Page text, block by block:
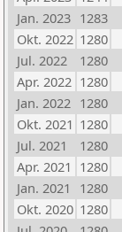
Jan. 2023 1283
Okt. 2022 1280
Jul. 2022
1280
Apr. 2022 1280
Jan. 2022 1280
Okt. 2021 1280
Jul. 2021
1280
Apr. 2021 1280
Jan. 2021
1280
Okt. 2020 1280